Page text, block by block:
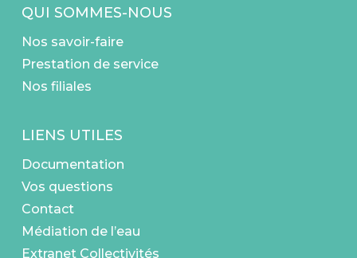
QUI SOMMES-NOUS
Nos savoir-faire
Prestation de service
Nos filiales
LIENS UTILES
Documentation
Vos questions
Contact
Médiation de l’eau
Extranet Collectivités